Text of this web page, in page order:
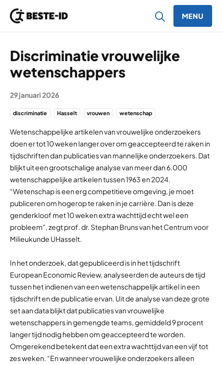
MENU
Discriminatie vrouwelijke
wetenschappers
29 januari 2026
discriminatie Hasselt vrouwen wetenschap
Wetenschappelijke artikelen van vrouwelijke onderzoekers
doen er tot 10 weken langer over om geaccepteerd te raken in
tijdschriften dan publicaties van mannelijke onderzoekers. Dat
blijkt uit een grootschalige analyse van meer dan 6.000
wetenschappelijke artikelen tussen 1963 en 2024.
“Wetenschap is een erg competitieve omgeving, je moet
publiceren om hogerop te raken in je carrière. Dan is deze
genderkloof met 10 weken extra wachttijd echt wel een
probleem”, zegt prof. dr. Stephan Bruns van het Centrum voor
Milieukunde UHasselt.
In het onderzoek, dat gepubliceerd is in het tijdschrift
European Economic Review, analyseerden de auteurs de tijd
tussen het indienen van een wetenschappelijk artikel in een
tijdschrift en de publicatie ervan. Uit de analyse van deze grote
set aan data blijkt dat publicaties van vrouwelijke
wetenschappers in gemengde teams, gemiddeld 9 procent
langer tijd nodig hebben om geaccepteerd te worden.
Omgerekend betekent dat een extra wachttijd van een vijf tot
zes weken. “En wanneer vrouwelijke onderzoekers alleen